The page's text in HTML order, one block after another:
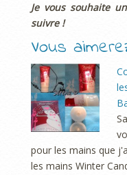
Je vous souhaite
suivre !
Vous
pour les mains que
les mains Winter